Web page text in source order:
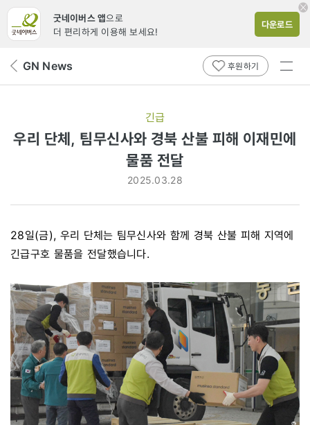
굿네이버스 앱으로
더 편리하게 이용해 보세요!
다운로드
뒤 GN News 후원하기
전체
긴급
우리 단체, 팀무신사와 경북 산불 피해 이재민에
물품 전달
2025.03.28
28일(금), 우리 단체는 팀무신사와 함께 경북 산불 피해 지역에
긴급구호 물품을 전달했습니다.